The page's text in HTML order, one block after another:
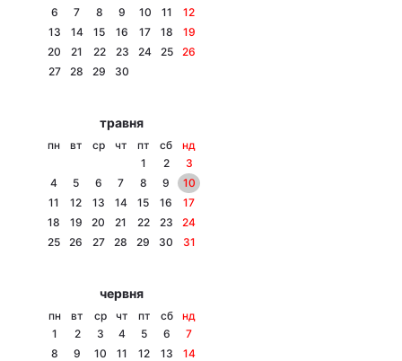
Головна
Економіка
Спорт
Техно і зв'язок
Цікавинки
6
7 8 9 10 11
12
13
14 15 16 17 18
19
20
21 22 23 24 25
26
27
28 29 30
травня
пн вт ср чт пт сб
нд
1
2
3
4
5 6 7 8 9
10
11
12 13 14 15 16
17
18
19 20 21 22 23
24
25
26 27 28 29 30 31
червня
пн вт ср чт пт сб
нд
1
2 3 4 5 6
7
8
9 10 11 12 13
14